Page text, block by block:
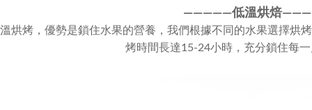
—————低溫烘焙
烘烤，優勢是鎖住水果的營養，我們根據不同的水果選擇烘
烤時間長達15-24小時，充分鎖住每